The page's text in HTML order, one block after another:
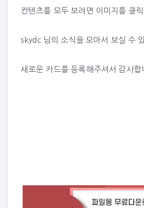
컨텐츠를 모두 보려면 이미지를 클
skydc 님의 소식을 모아서 보실 수
새로운 카드를 등록해주셔서 감사합